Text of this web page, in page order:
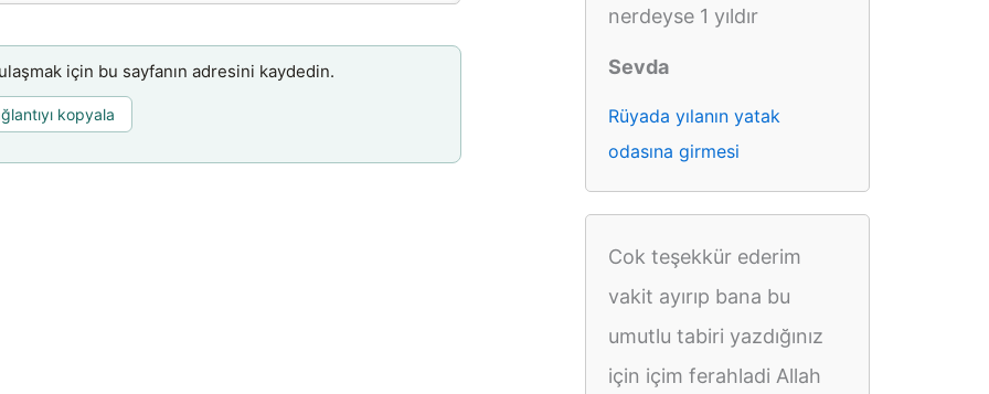
için bu sayfanın adresini kaydedin.
kopyala
nerdeyse 1 yıldır
Sevda
Rüyada yılanın yatak
odasına girmesi
Cok teşekkür ederim
vakit ayırıp bana bu
umutlu tabiri yazdığınız
için içim ferahladi Allah